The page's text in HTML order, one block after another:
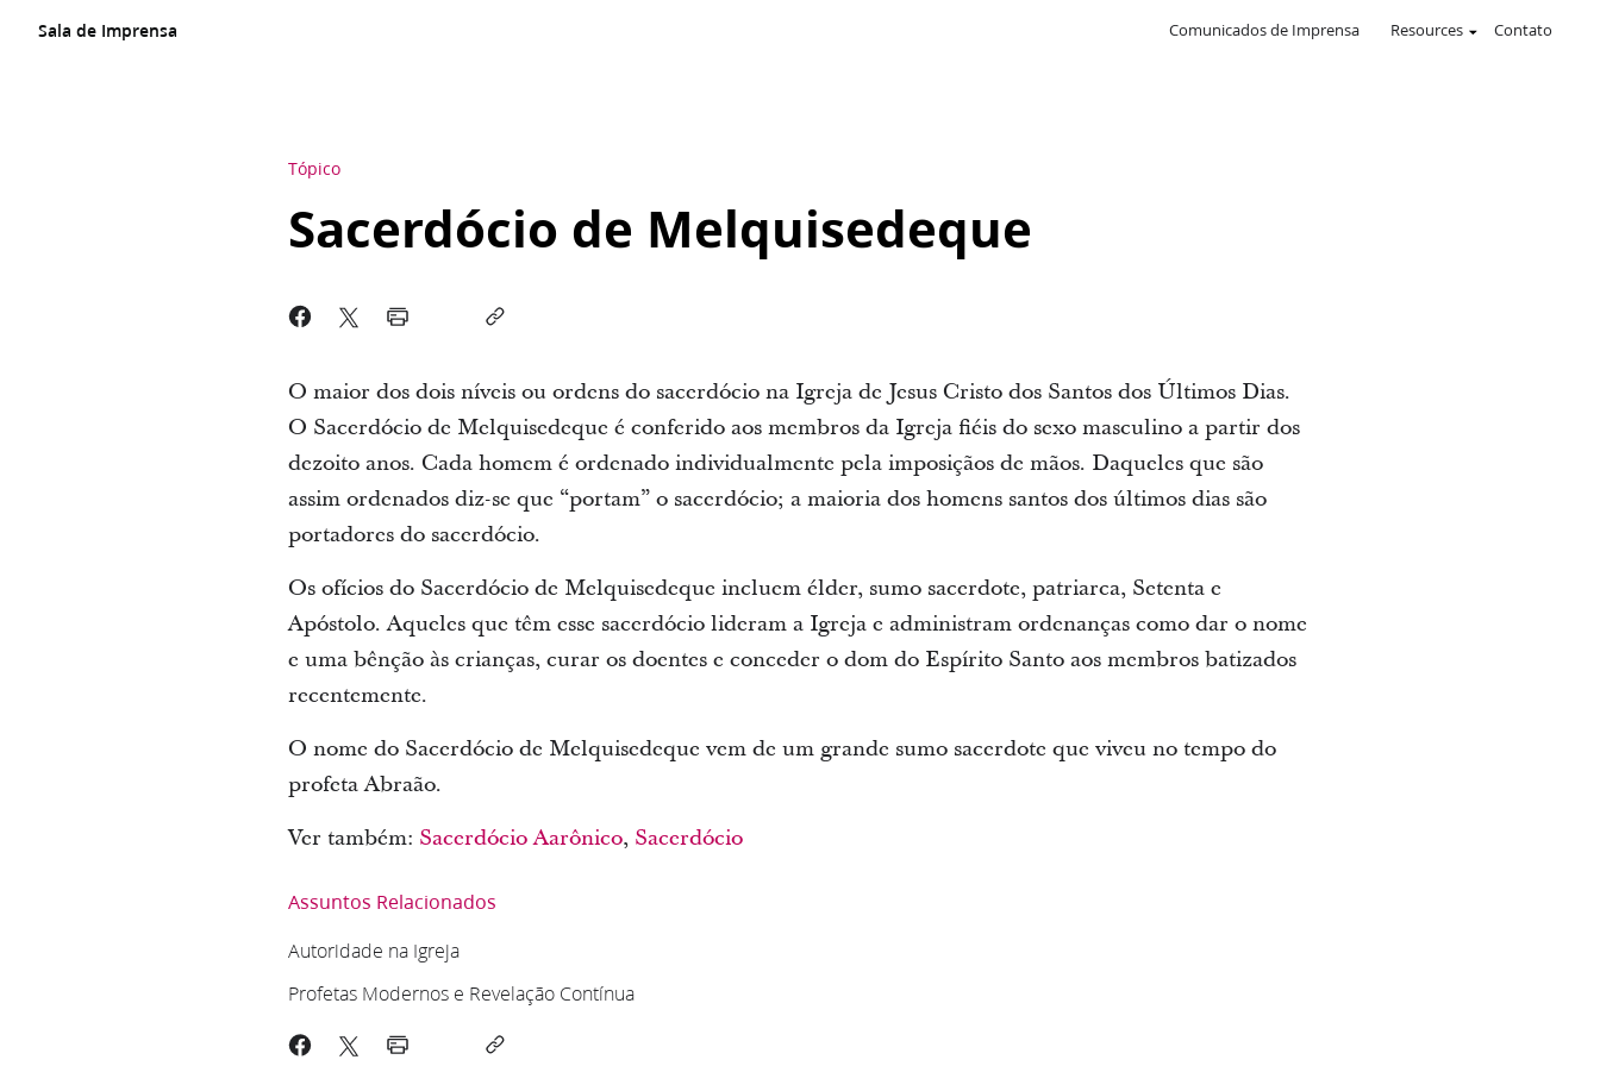
Sala de Imprensa Comunicados de Imprensa Resources Contato
Tópico
Sacerdócio de Melquisedeque
O maior dos dois níveis ou ordens do sacerdócio na Igreja de Jesus Cristo dos Santos dos Últimos Dias.
O Sacerdócio de Melquisedeque é conferido aos membros da Igreja fiéis do sexo masculino a partir dos
dezoito anos. Cada homem é ordenado individualmente pela imposiçãos de mãos. Daqueles que são
assim ordenados diz-se que “portam” o sacerdócio; a maioria dos homens santos dos últimos dias são
portadores do sacerdócio.
Os ofícios do Sacerdócio de Melquisedeque incluem élder, sumo sacerdote, patriarca, Setenta e
Apóstolo. Aqueles que têm esse sacerdócio lideram a Igreja e administram ordenanças como dar o nome
e uma bênção às crianças, curar os doentes e conceder o dom do Espírito Santo aos membros batizados
recentemente.
O nome do Sacerdócio de Melquisedeque vem de um grande sumo sacerdote que viveu no tempo do
profeta Abraão.
Ver também: Sacerdócio Aarônico, Sacerdócio
Assuntos Relacionados
Autoridade na Igreja
Profetas Modernos e Revelação Contínua